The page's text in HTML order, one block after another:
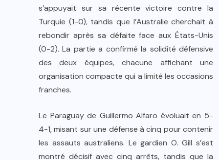
s’appuyait sur sa récente victoire contre la
Turquie (1-0), tandis que l’Australie cherchait à
rebondir après sa défaite face aux États-Unis
(0-2). La partie a confirmé la solidité défensive
des deux équipes, chacune affichant une
organisation compacte qui a limité les occasions
franches.
Le Paraguay de Guillermo Alfaro évoluait en 5-
4-1, misant sur une défense à cinq pour contenir
les assauts australiens. Le gardien O. Gill s’est
montré décisif avec cinq arrêts, tandis que la